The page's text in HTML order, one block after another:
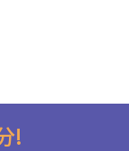
!